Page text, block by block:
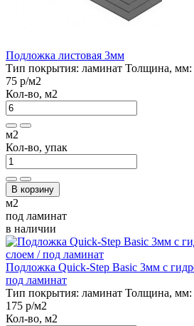
Подложка листовая 3мм
Тип покрытия: ламинат Толщина, мм:
75 р/м2
Кол-во, м2
м2
Кол-во, упак
В корзину
м2
под ламинат
в наличии
Подложка Quick-Step Basic 3мм с
под ламинат
Тип покрытия: ламинат Толщина, мм:
175 р/м2
Кол-во, м2